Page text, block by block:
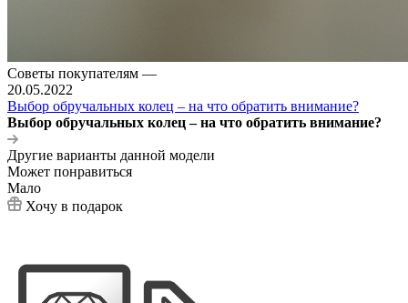
Советы покупателям —
20.05.2022
Выбор обручальных колец – на что обратить внимание?
Выбор обручальных колец – на что обратить внимание?
Другие варианты данной модели
Может понравиться
Мало
Хочу в подарок